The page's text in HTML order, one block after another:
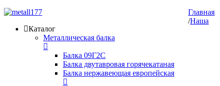
Каталог
Металлическая балка
Балка 09Г2С
Балка двутавровая горячекатаная
Балка нержавеющая европейская
Главная
/Наша